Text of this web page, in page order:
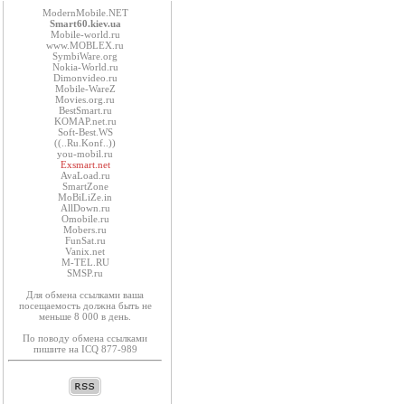
ModernMobile.NET
Smart60.kiev.ua
Mobile-world.ru
www.MOBLEX.ru
SymbiWare.org
Nokia-World.ru
Dimonvideo.ru
Mobile-WareZ
Movies.org.ru
BestSmart.ru
KOMAP.net.ru
Soft-Best.WS
((..Ru.Konf..))
you-mobil.ru
Exsmart.net
AvaLoad.ru
SmartZone
MoBiLiZe.in
AllDown.ru
Оmobile.ru
Mobers.ru
FunSat.ru
Vanix.net
M-TEL.RU
SMSP.ru
Для обмена ссылками ваша
посещаемость должна быть не
меньше 8 000 в день.
По поводу обмена ссылками
пишите на ICQ 877-989